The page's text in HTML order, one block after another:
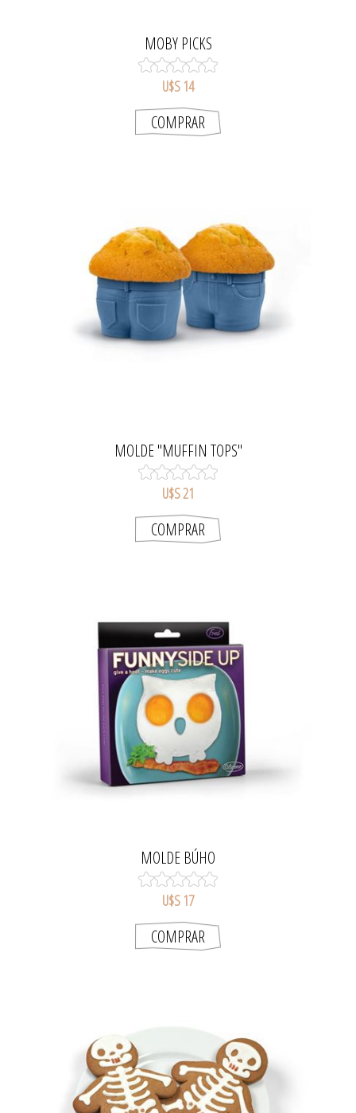
MOBY PICKS
U$S 14
MOLDE "MUFFIN TOPS"
U$S 21
MOLDE BÚHO
U$S 17